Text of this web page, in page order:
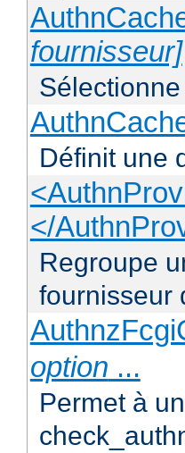
fournisseur]
Définit une
</
Regroupe
fournisseur
option ...
Permet à